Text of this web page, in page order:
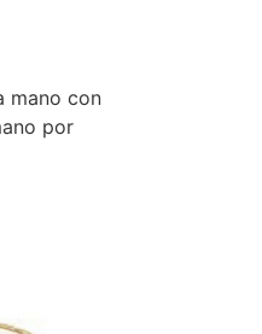
mano con
por